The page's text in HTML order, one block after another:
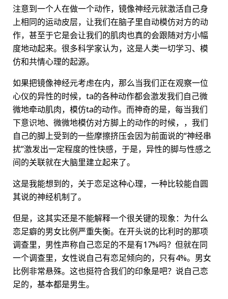
注意到一个人在做一个动作，镜像神经元就激活自己身
上相同的运动皮层，让我们在脑子里自动模仿对方的动
作，甚至于它是会让我们的肌肉也真的会跟随对方小幅
度地动起来。很多科学家认为，这是人类一切学习、模
仿和共情心理的起源。
如果把镜像神经元考虑在内，那么当我们正在观察一位
心仪的异性的时候，ta的各种动作都会激发我们自己微
微地牵动肌肉，模仿ta的动作。而神奇的是，每当我们
下意识地、微微地模仿对方脚上的动作的时候，，我们
自己的脚上受到的一些摩擦挤压会因为前面说的“神经串
扰”激发出一定程度的性快感，于是，异性的脚与性感之
间的关联就在大脑里建立起来了。
这是我能想到的，关于恋足这种心理，一种比较能自圆
其说的神经机制了。
但是，这其实还是不能解释一个很关键的现象：为什么
恋足癖的男女比例严重失衡。在开头说的比利时的那项
调查里，男性声称自己恋足的不是有17%吗？但就在同
一个调查里，女性说自己有恋足倾向的，只有4%。男女
比例非常悬殊。这也挺符合我们的印象是吧？说自己恋
足的，基本都是男生。